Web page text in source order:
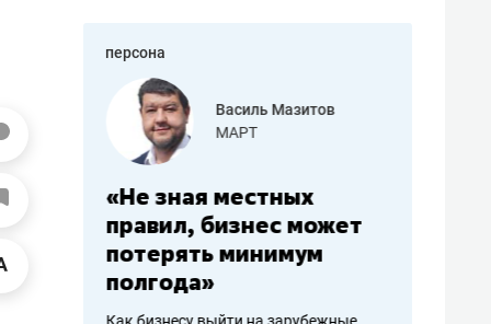
персона
работа
Василь Мазитов
МАРТ
«Не зная местных
правил, бизнес может
потерять минимум
полгода»